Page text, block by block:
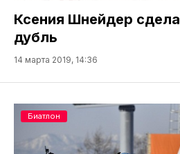
Ксения Шнейдер
дубль
14 марта 2019, 14:36
Биатлон